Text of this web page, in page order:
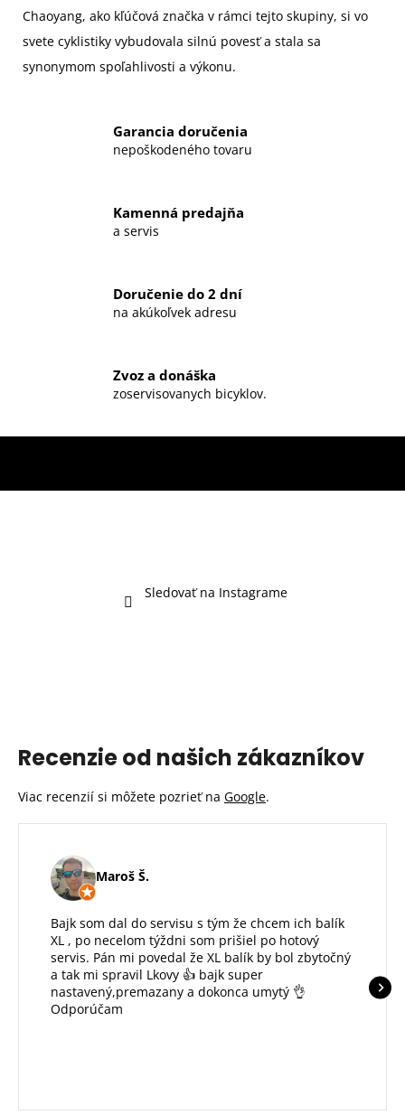
Chaoyang, ako kľúčová značka v rámci tejto skupiny, si vo
svete cyklistiky vybudovala silnú povesť a stala sa
synonymom spoľahlivosti a výkonu.
Garancia doručenia
nepoškodeného tovaru
Kamenná predajňa
a servis
Doručenie do 2 dní
na akúkoľvek adresu
Zvoz a donáška
zoservisovanych bicyklov.
Sledovať na Instagrame
Recenzie od našich zákazníkov
Viac recenzií si môžete pozrieť na Google.
Maroš Š.
Bajk som dal do servisu s tým že chcem ich balík
XL , po necelom týždni som prišiel po hotový
servis. Pán mi povedal že XL balík by bol zbytočný
a tak mi spravil Lkovy 👍 bajk super
nastavený,premazany a dokonca umytý 👌
Odporúčam